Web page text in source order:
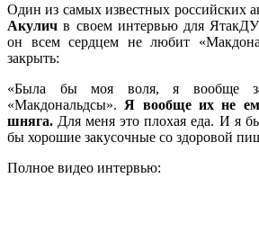
Один из самых известных российских
Акулич в своем интервью для
он всем сердцем не любит
закрыть:
«Была бы моя воля, я вообще
«Макдональдсы». Я вообще их не
шняга. Для меня это плохая еда. И я
бы хорошие закусочные со здоровой
Полное видео интервью: